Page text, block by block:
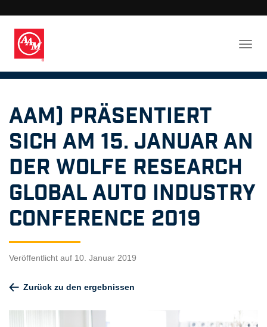
AAM) präsentiert
sich am 15. Januar an
der Wolfe Research
Global Auto Industry
Conference 2019​
Veröffentlicht auf 10. Januar 2019
Zurück zu den ergebnissen